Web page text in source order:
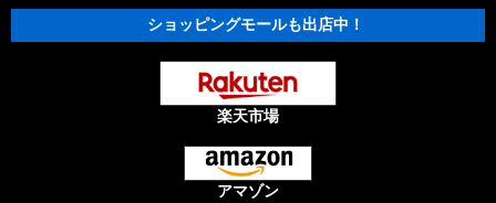
ショッピングモールも出店中！
楽天市場
アマゾン